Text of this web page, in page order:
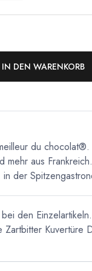
IN DEN WARENKORB
du
mehr aus
der
den Einzelartikeln.
Zartbitter Kuvertüre